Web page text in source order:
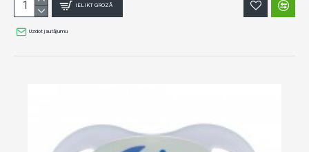
IELIKT GROZĀ
Uzdot jautājumu